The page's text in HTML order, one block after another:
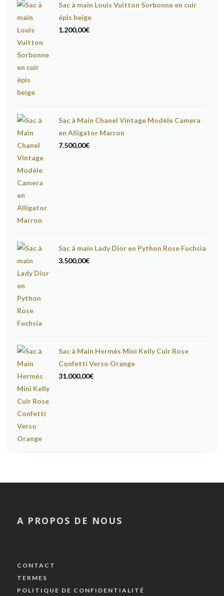
Sac à main Louis Vuitton Sorbonne en cuir
épis beige
1.200,00€
Sac à Main Chanel Vintage Modèle Camera
en Alligator Marron
7.500,00€
Sac à main Lady Dior en Python Rose Fuchsia
3.500,00€
Sac à Main Hermès Mini Kelly Cuir Rose
Confetti Verso Orange
31.000,00€
A PROPOS DE NOUS
CONTACT
TERMES
POLITIQUE DE CONFIDENTIALITÉ